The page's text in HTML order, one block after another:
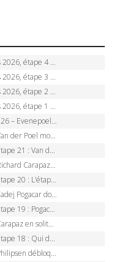
le chrono, Ferrand-Prévot en crise
88 km d’échappée, maillot jaune
Markus héroïque, 7e record
à Lausanne, premier maillot jaune
victoire, Carapaz battu au sprint
égale le record des cinq sacres
Wout van Aert sur les Champs-Elysées ?
maillot à pois, Seixas perd le podium
d’Huez, qui succédera à Pogacar ?
victoire, record de Pantani pulvérisé
dompter l’Alpe d’Huez ?
Peintre à un point du maillot à pois
marche vers l’Alpe d’Huez ?
en danger pour le maillot vert